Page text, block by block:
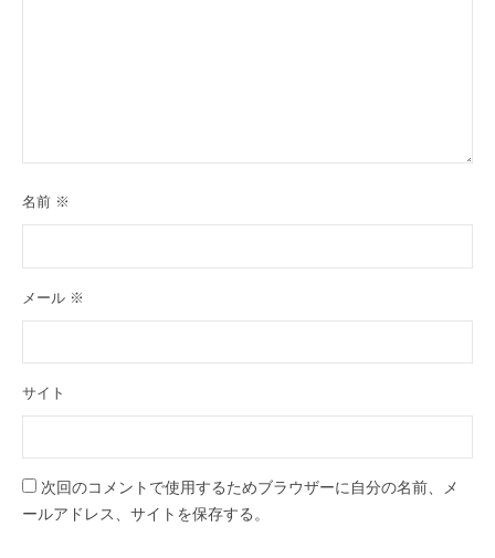
名前 ※
メール ※
サイト
次回のコメントで使用するためブラウザーに自分の名前、メ
ールアドレス、サイトを保存する。